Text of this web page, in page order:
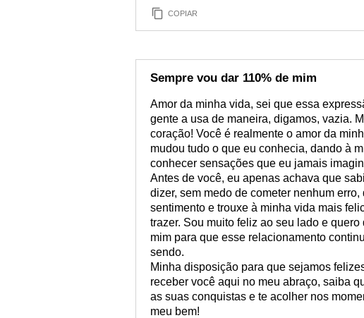
COPIAR
Sempre vou dar 110% de mim
Amor da minha vida, sei que essa
gente a usa de maneira, digamos, vazia.
coração! Você é realmente o amor da
mudou tudo o que eu conhecia, dando à
conhecer sensações que eu jamais
Antes de você, eu apenas achava que
dizer, sem medo de cometer nenhum
sentimento e trouxe à minha vida mais
trazer. Sou muito feliz ao seu lado e
mim para que esse relacionamento
sendo.
Minha disposição para que sejamos
receber você aqui no meu abraço, saiba
as suas conquistas e te acolher nos
meu bem!